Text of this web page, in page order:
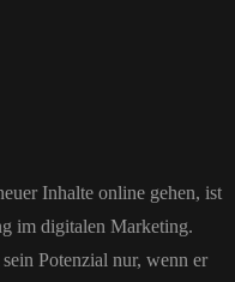
Inhalte online gehen, ist
im digitalen Marketing.
Potenzial nur, wenn er